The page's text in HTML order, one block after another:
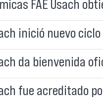
FAE Usach
inició nuevo
da bienvenida
fue acreditado